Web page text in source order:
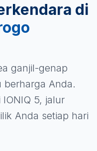
di
ganjil-genap
Anda.
5, jalur
Anda setiap hari